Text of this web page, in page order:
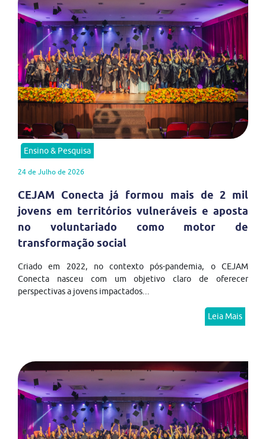
Ensino & Pesquisa
24 de Julho de 2026
CEJAM Conecta já formou mais de 2 mil
jovens em territórios vulneráveis e aposta
no voluntariado como motor de
transformação social
Criado em 2022, no contexto pós-pandemia, o CEJAM
Conecta nasceu com um objetivo claro de oferecer
perspectivas a jovens impactados...
Leia Mais